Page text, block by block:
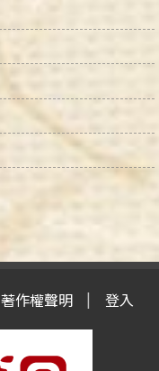
著作權聲明 登入